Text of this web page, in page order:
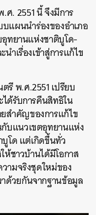
. 2551 นี้ จึงมีการ
ผนนำร่องของอำเภอ
อุทยานแห่งชาติบูโด-
ำเรื่องเข้าสู่การแก้ไข
รี พ.ศ.2551 เปรียบ
ด้รับการคืนสิทธิใน
สำคัญของการแก้ไข
บแนวเขตอุทยานแห่ง
โด แต่เกิดขึ้นทั่ว
ห้ชาวบ้านได้มีโอกาส
ามจริงชุดใหม่ของ
วยกันจากฐานข้อมูล